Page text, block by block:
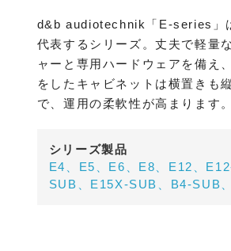
d&b audiotechnik「E-series」
代表するシリーズ。丈夫で軽量
ャーと専用ハードウェアを備え
をしたキャビネットは横置きも
で、運用の柔軟性が高まります。
シリーズ製品
E4、E5、E6、E8、E12、
SUB、E15X-SUB、B4-SUB